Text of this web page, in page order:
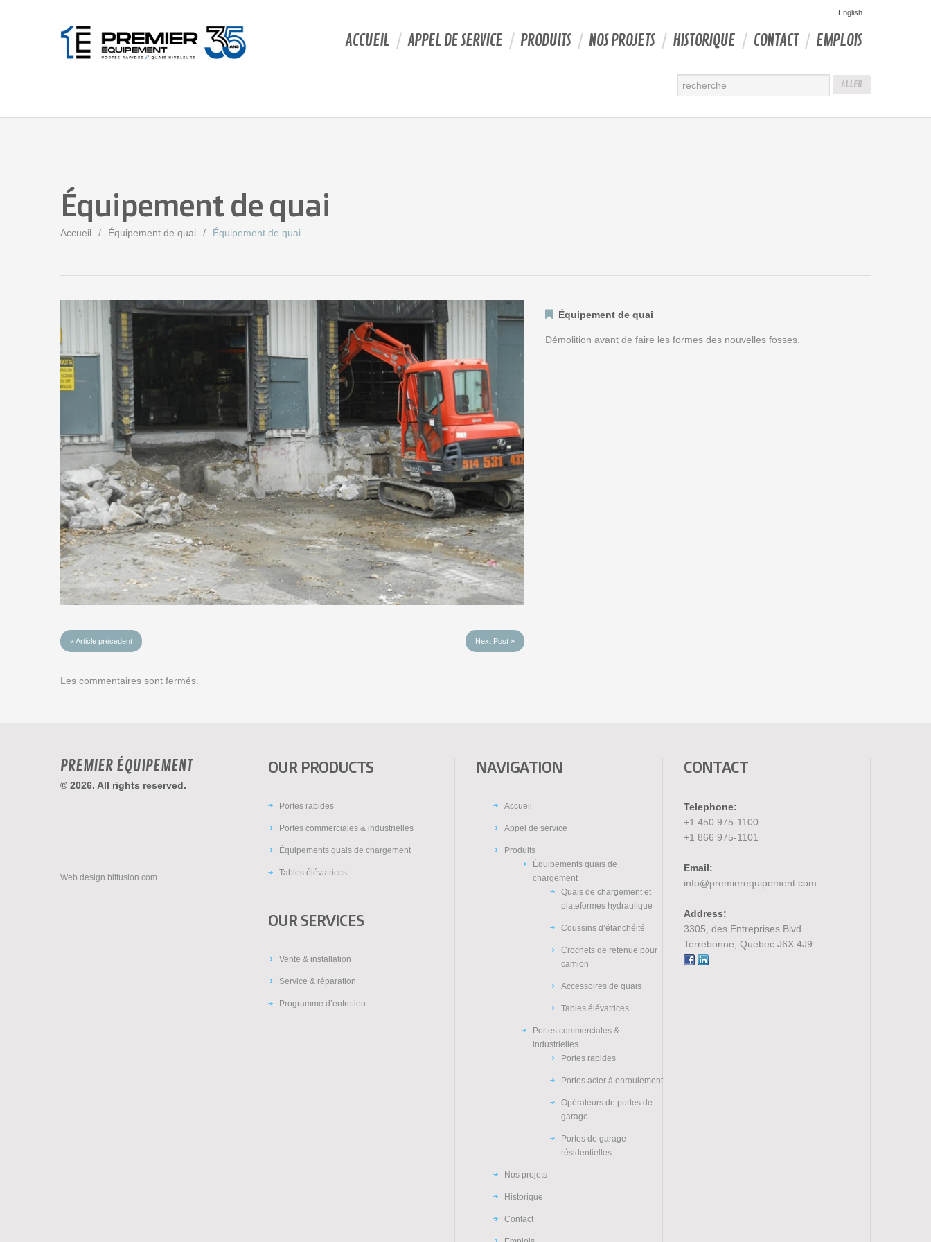
English
ACCUEIL APPEL DE SERVICE PRODUITS NOS PROJETS HISTORIQUE CONTACT EMPLOIS
Équipement de quai
Accueil Équipement de quai Équipement de quai
« Article précedent Next Post »
Équipement de quai
Démolition avant de faire les formes des nouvelles fosses.
Les commentaires sont fermés.
PREMIER ÉQUIPEMENT
© 2026. All rights reserved.
Web design biffusion.com
OUR PRODUCTS
Portes rapides
Portes commerciales & industrielles
Équipements quais de chargement
Tables élévatrices
OUR SERVICES
Vente & installation
Service & réparation
Programme d’entretien
NAVIGATION
Accueil
Appel de service
Produits
Équipements quais de
chargement
Quais de chargement et
plateformes hydraulique
Coussins d’étanchéité
Crochets de retenue pour
camion
Accessoires de quais
Tables élévatrices
Portes commerciales &
industrielles
Portes rapides
Portes acier à enroulement
Opérateurs de portes de
garage
Portes de garage
résidentielles
Nos projets
Historique
Contact
CONTACT
Telephone:
+1 450 975-1100
+1 866 975-1101
Email:
info@premierequipement.com
Address:
3305, des Entreprises Blvd.
Terrebonne, Quebec J6X 4J9